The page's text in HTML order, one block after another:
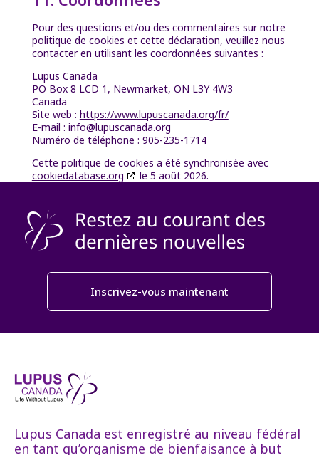
Pour des questions et/ou des commentaires sur notre
politique de cookies et cette déclaration, veuillez nous
contacter en utilisant les coordonnées suivantes :
Lupus Canada
PO Box 8 LCD 1, Newmarket, ON L3Y 4W3
Canada
Site web : https://www.lupuscanada.org/fr/
E-mail : info@lupuscanada.org
Numéro de téléphone : 905-235-1714
Cette politique de cookies a été synchronisée avec
cookiedatabase.org
le 5 août 2026.
Inscrivez-vous maintenant
Lupus Canada est enregistré au niveau fédéral
en tant qu’organisme de bienfaisance à but